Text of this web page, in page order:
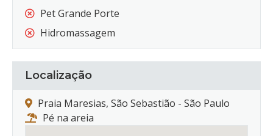
Pet Grande Porte
Hidromassagem
Localização
Praia Maresias, São Sebastião - São Paulo
Pé na areia